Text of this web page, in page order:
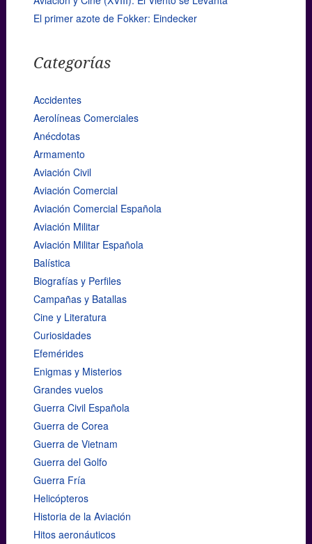
El primer azote de Fokker: Eindecker
Categorías
Accidentes
Aerolíneas Comerciales
Anécdotas
Armamento
Aviación Civil
Aviación Comercial
Aviación Comercial Española
Aviación Militar
Aviación Militar Española
Balística
Biografías y Perfiles
Campañas y Batallas
Cine y Literatura
Curiosidades
Efemérides
Enigmas y Misterios
Grandes vuelos
Guerra Civil Española
Guerra de Corea
Guerra de Vietnam
Guerra del Golfo
Guerra Fría
Helicópteros
Historia de la Aviación
Hitos aeronáuticos